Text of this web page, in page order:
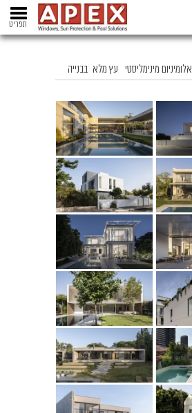
תפריט
אלומיניום מינימליסטי עץ מלא בבנייה